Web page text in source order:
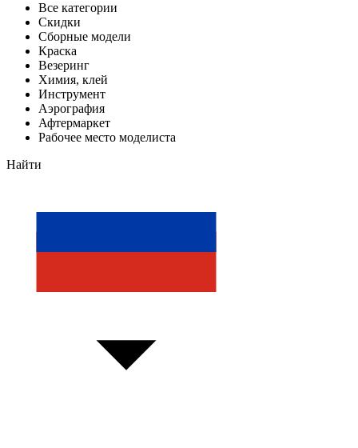
Все категории
Скидки
Сборные модели
Краска
Везеринг
Химия, клей
Инструмент
Аэрография
Афтермаркет
Рабочее место моделиста
Найти